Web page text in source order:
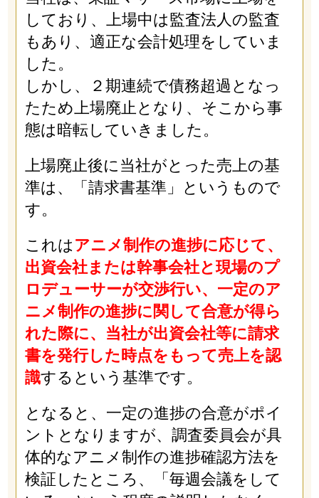
しており、上場中は監査法人の監査
もあり、適正な会計処理をしていま
した。
しかし、２期連続で債務超過となっ
たため上場廃止となり、そこから事
態は暗転していきました。
上場廃止後に当社がとった売上の基
準は、「請求書基準」というもので
す。
これは アニメ制作の進捗に応じて、
出資会社または幹事会社と現場のプ
ロデューサーが交渉行い、一定のア
ニメ制作の進捗に関して合意が得ら
れた際に、当社が出資会社等に請求
書を発行した時点をもって売上を認
識するという基準です。
となると、一定の進捗の合意がポイ
ントとなりますが、調査委員会が具
体的なアニメ制作の進捗確認方法を
検証したところ、「毎週会議をして